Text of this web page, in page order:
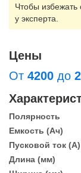
Чтобы избежать
у эксперта.
Цены
От 4200 до
Полярность
Емкость (Ач)
Пусковой ток (А)
Длина (мм)